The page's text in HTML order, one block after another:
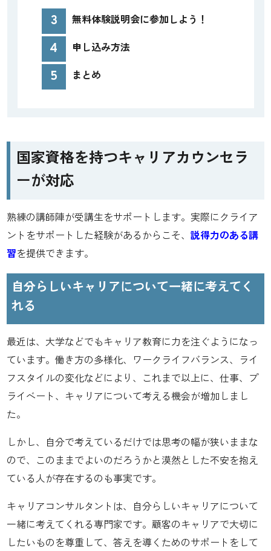
3 無料体験説明会に参加しよう！
4 申し込み方法
5 まとめ
国家資格を持つキャリアカウンセラ
ーが対応
熟練の講師陣が受講生をサポートします。実際にクライア
ントをサポートした経験があるからこそ、説得力のある講
習を提供できます。
自分らしいキャリアについて一緒に考えてく
れる
最近は、大学などでもキャリア教育に力を注ぐようになっ
ています。働き方の多様化、ワークライフバランス、ライ
フスタイルの変化などにより、これまで以上に、仕事、プ
ライベート、キャリアについて考える機会が増加しまし
た。
しかし、自分で考えているだけでは思考の幅が狭いままな
ので、このままでよいのだろうかと漠然とした不安を抱え
ている人が存在するのも事実です。
キャリアコンサルタントは、自分らしいキャリアについて
一緒に考えてくれる専門家です。顧客のキャリアで大切に
したいものを尊重して、答えを導くためのサポートをして